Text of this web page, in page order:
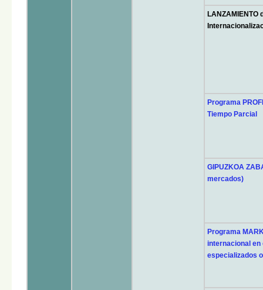
LANZAMIENTO
Programa
Tiempo Parcial
GIPUZKOA
mercados)
Programa
internacional en
especializados